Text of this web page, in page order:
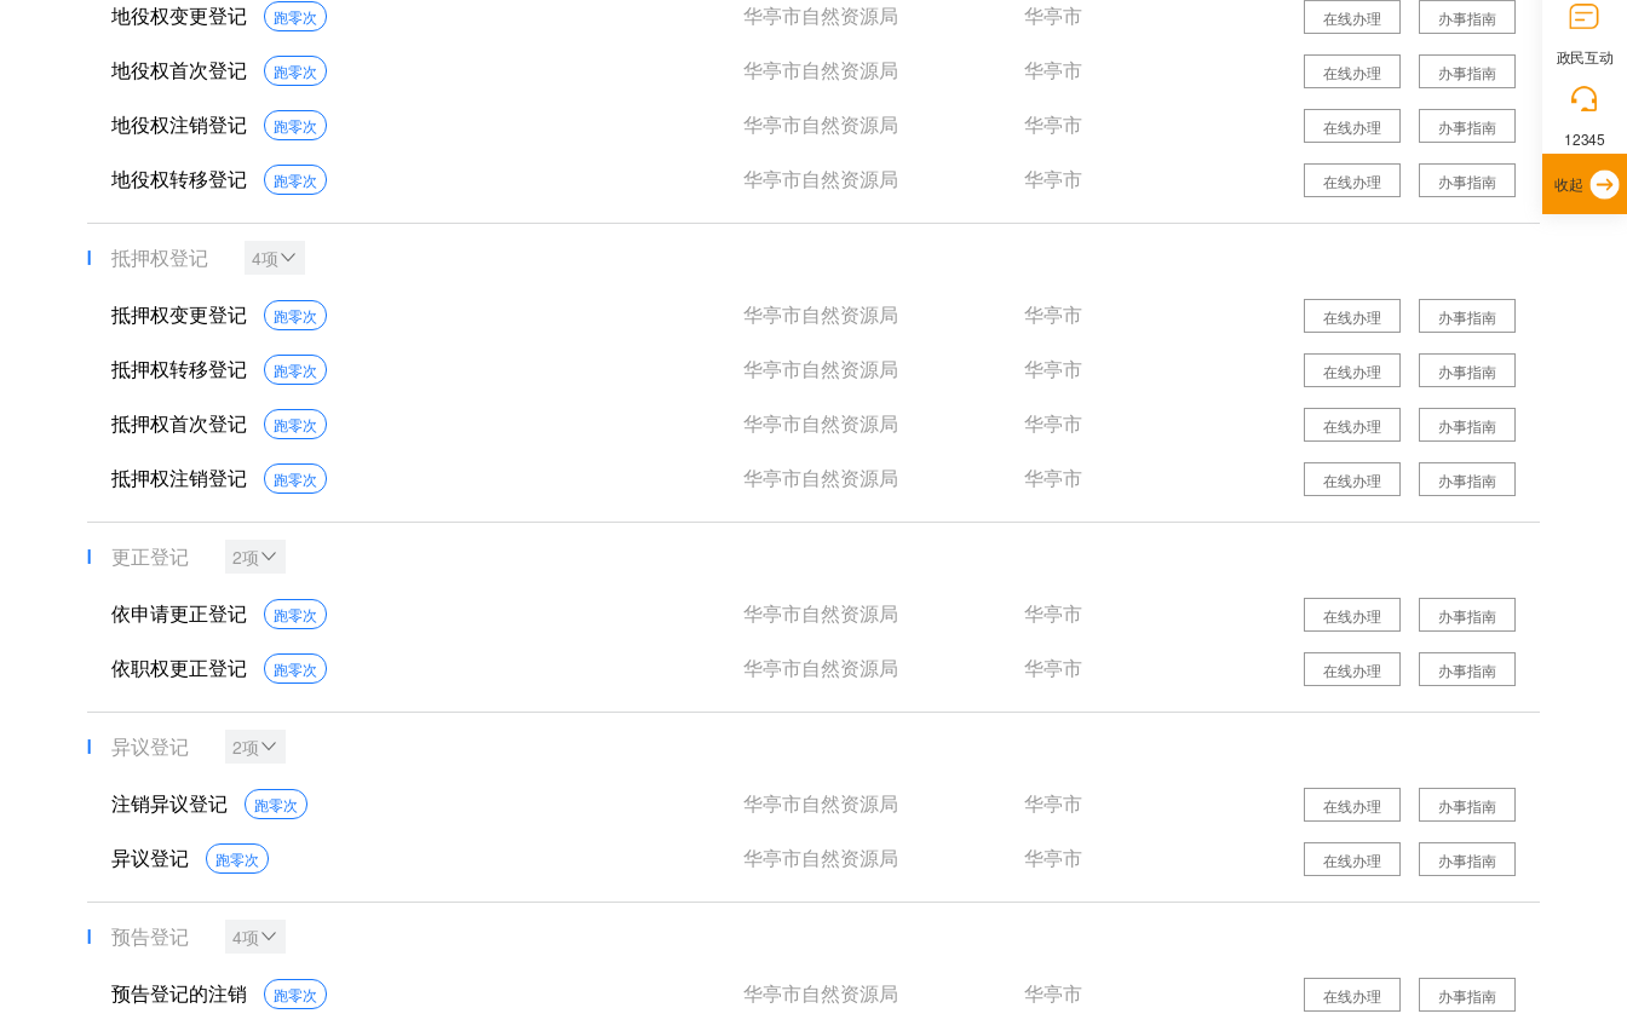
地役权变更登记 跑零次 华亭市自然资源局 华亭市 办事指南
在线办理
地役权首次登记 跑零次 华亭市自然资源局 华亭市 办事指南
在线办理
地役权注销登记 跑零次 华亭市自然资源局 华亭市 办事指南
在线办理
地役权转移登记 跑零次 华亭市自然资源局 华亭市 办事指南
在线办理
抵押权登记 4项
抵押权变更登记 跑零次 华亭市自然资源局 华亭市 办事指南
在线办理
抵押权转移登记 跑零次 华亭市自然资源局 华亭市 办事指南
在线办理
抵押权首次登记 跑零次 华亭市自然资源局 华亭市 办事指南
在线办理
抵押权注销登记 跑零次 华亭市自然资源局 华亭市 办事指南
在线办理
更正登记 2项
依申请更正登记 跑零次 华亭市自然资源局 华亭市 办事指南
在线办理
依职权更正登记 跑零次 华亭市自然资源局 华亭市 办事指南
在线办理
异议登记 2项
注销异议登记 跑零次 华亭市自然资源局 华亭市 办事指南
在线办理
异议登记 跑零次 华亭市自然资源局 华亭市 办事指南
在线办理
预告登记 4项
预告登记的注销 跑零次 华亭市自然资源局 华亭市 办事指南
在线办理
政民互动
12345
收起